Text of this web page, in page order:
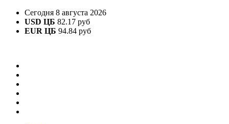
Сегодня 8 августа 2026
USD ЦБ 82.17 руб
EUR ЦБ 94.84 руб